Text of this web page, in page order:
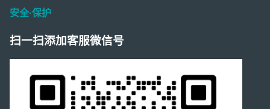
安全·保护
扫一扫添加客服微信号